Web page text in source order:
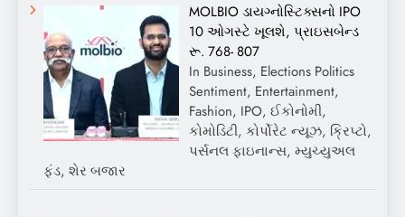
MOLBIO ડાયગ્નોસ્ટિક્સનો IPO
10 ઓગસ્ટે ખૂલશે, પ્રાઇસબેન્ડ
રૂ. 768- 807
In Business, Elections Politics
Sentiment, Entertainment,
Fashion, IPO, ઈકોનોમી,
કોમોડિટી, કોર્પોરેટ ન્યૂઝ, ક્રિપ્ટો,
પર્સનલ ફાઇનાન્સ, મ્યુચ્યુઅલ
ફંડ, શેર બજાર